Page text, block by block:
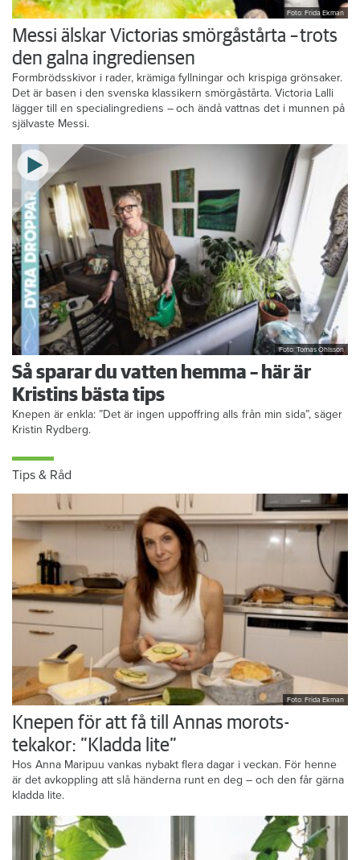
Foto: Frida Ekman
Messi älskar Victorias smörgåstårta – trots
den galna ingrediensen
Formbrödsskivor i rader, krämiga fyllningar och krispiga grönsaker.
Det är basen i den svenska klassikern smörgåstårta. Victoria Lalli
lägger till en specialingrediens – och ändå vattnas det i munnen på
självaste Messi.
Foto: Tomas Ohlsson
Så sparar du vatten hemma – här är
Kristins bästa tips
Knepen är enkla: ”Det är ingen uppoffring alls från min sida”, säger
Kristin Rydberg.
Tips & Råd
Foto: Frida Ekman
Knepen för att få till Annas morots-
tekakor: ”Kladda lite”
Hos Anna Maripuu vankas nybakt flera dagar i veckan. För henne
är det avkoppling att slå händerna runt en deg – och den får gärna
kladda lite.